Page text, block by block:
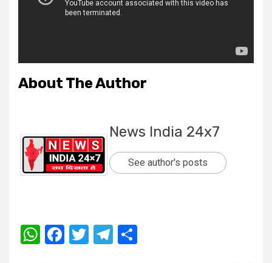
About The Author
News India 24x7
See author's posts
WhatsApp
Facebook
TwitterTelegram